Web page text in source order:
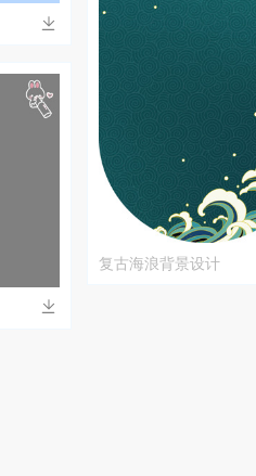
复古海浪背景设计